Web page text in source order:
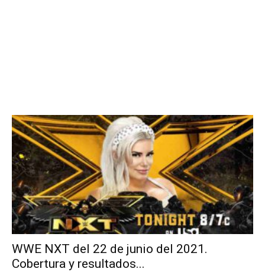
WWE NXT del 22 de junio del 2021.
Cobertura y resultados...